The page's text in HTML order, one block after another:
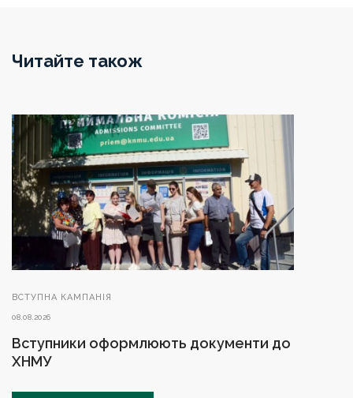
Читайте також
ВСТУПНА КАМПАНІЯ
08.08.2026
Вступники оформлюють документи до
ХНМУ